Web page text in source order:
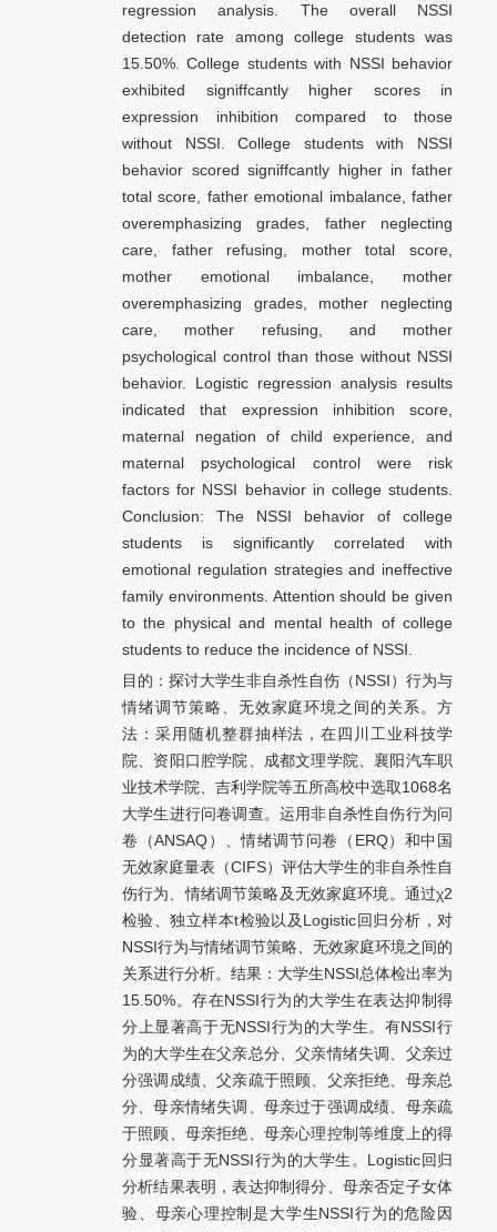
regression analysis. The overall NSSI
detection rate among college students was
15.50%. College students with NSSI behavior
exhibited signiffcantly higher scores in
expression inhibition compared to those
without NSSI. College students with NSSI
behavior scored signiffcantly higher in father
total score, father emotional imbalance, father
overemphasizing grades, father neglecting
care, father refusing, mother total score,
mother emotional imbalance, mother
overemphasizing grades, mother neglecting
care, mother refusing, and mother
psychological control than those without NSSI
behavior. Logistic regression analysis results
indicated that expression inhibition score,
maternal negation of child experience, and
maternal psychological control were risk
factors for NSSI behavior in college students.
Conclusion: The NSSI behavior of college
students is significantly correlated with
emotional regulation strategies and ineffective
family environments. Attention should be given
to the physical and mental health of college
students to reduce the incidence of NSSI.
目的：探讨大学生非自杀性自伤（NSSI）行为与
情绪调节策略、无效家庭环境之间的关系。方
法：采用随机整群抽样法，在四川工业科技学
院、资阳口腔学院、成都文理学院、襄阳汽车职
业技术学院、吉利学院等五所高校中选取1068名
大学生进行问卷调查。运用非自杀性自伤行为问
卷（ANSAQ）、情绪调节问卷（ERQ）和中国
无效家庭量表（CIFS）评估大学生的非自杀性自
伤行为、情绪调节策略及无效家庭环境。通过χ2
检验、独立样本t检验以及Logistic回归分析，对
NSSI行为与情绪调节策略、无效家庭环境之间的
关系进行分析。结果：大学生NSSI总体检出率为
15.50%。存在NSSI行为的大学生在表达抑制得
分上显著高于无NSSI行为的大学生。有NSSI行
为的大学生在父亲总分、父亲情绪失调、父亲过
分强调成绩、父亲疏于照顾、父亲拒绝、母亲总
分、母亲情绪失调、母亲过于强调成绩、母亲疏
于照顾、母亲拒绝、母亲心理控制等维度上的得
分显著高于无NSSI行为的大学生。Logistic回归
分析结果表明，表达抑制得分、母亲否定子女体
验、母亲心理控制是大学生NSSI行为的危险因